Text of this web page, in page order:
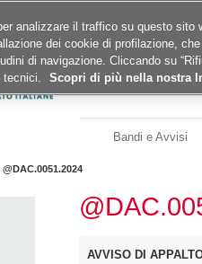
AA A
Bandi e Avvisi
@DAC.0051.2024
AVVISO DI
analizzare il traffico su questo sito
dei cookie di profilazione,
di navigazione. Cliccando su
tecnici.
Scopri di più nella nostra